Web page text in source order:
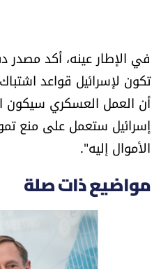
في الإطار عينه، أكد مصدر
تكون لإسرائيل قواعد
أن العمل العسكري
إسرائيل ستعمل على منع
الأموال إليه".
مواضيع ذات صلة